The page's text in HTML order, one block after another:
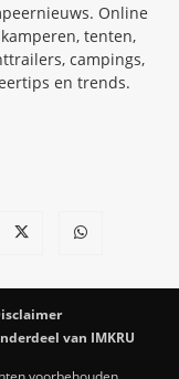
Online
tenten,
campings,
en trends.
van IMKRU